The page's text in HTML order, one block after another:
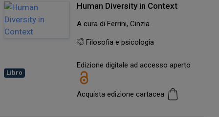
Libro
Human Diversity in Context
A cura di Ferrini, Cinzia
Filosofia e psicologia
Edizione digitale ad accesso aperto
Acquista edizione cartacea